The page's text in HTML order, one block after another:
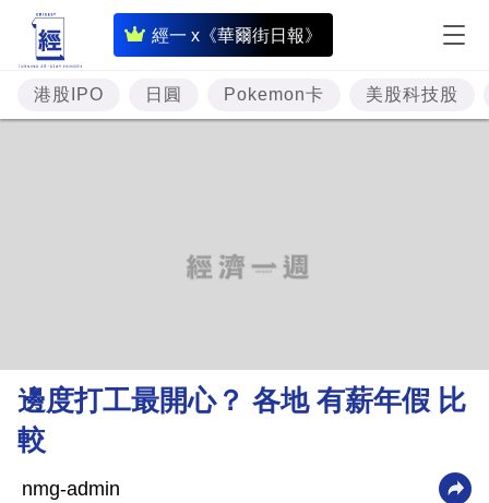
經一 x《華爾街日報》
即
時
財
經
理
財
港股IPO 日圓 Pokemon卡 美股科技股
邊度打工最開心？ 各地 有薪年假 比
較
nmg-admin